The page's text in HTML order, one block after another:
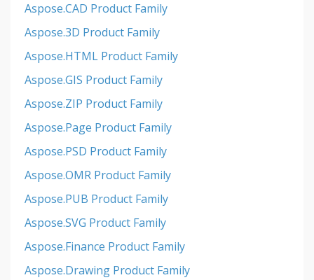
Aspose.CAD Product Family
Aspose.3D Product Family
Aspose.HTML Product Family
Aspose.GIS Product Family
Aspose.ZIP Product Family
Aspose.Page Product Family
Aspose.PSD Product Family
Aspose.OMR Product Family
Aspose.PUB Product Family
Aspose.SVG Product Family
Aspose.Finance Product Family
Aspose.Drawing Product Family